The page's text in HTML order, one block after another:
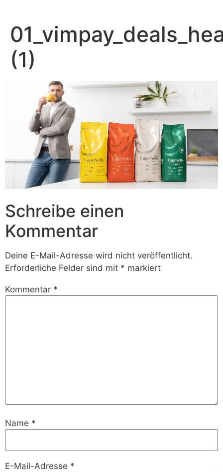
springen
(1)
Schreibe einen
Kommentar
Deine E-Mail-Adresse wird nicht veröffentlicht.
Erforderliche Felder sind mit * markiert
Kommentar *
Name *
E-Mail-Adresse *